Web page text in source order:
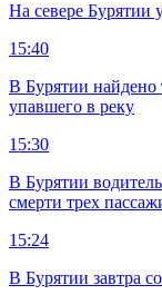
На севере Бурятии
15:40
В Бурятии найдено
упавшего в реку
15:30
В Бурятии
смерти трех
15:24
В Бурятии завтра